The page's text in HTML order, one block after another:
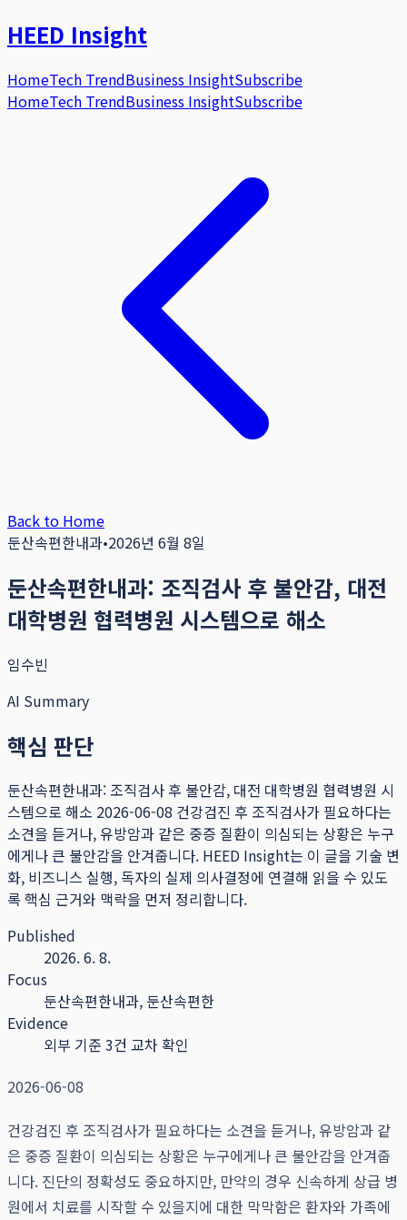
HEED Insight
HomeTech TrendBusiness InsightSubscribe
HomeTech TrendBusiness InsightSubscribe
Back to Home
둔산속편한내과•2026년 6월 8일
둔산속편한내과: 조직검사 후 불안감, 대전
대학병원 협력병원 시스템으로 해소
임수빈
AI Summary
핵심 판단
둔산속편한내과: 조직검사 후 불안감, 대전 대학병원 협력병원 시
스템으로 해소 2026-06-08 건강검진 후 조직검사가 필요하다는
소견을 듣거나, 유방암과 같은 중증 질환이 의심되는 상황은 누구
에게나 큰 불안감을 안겨줍니다. HEED Insight는 이 글을 기술 변
화, 비즈니스 실행, 독자의 실제 의사결정에 연결해 읽을 수 있도
록 핵심 근거와 맥락을 먼저 정리합니다.
Published
2026. 6. 8.
Focus
둔산속편한내과, 둔산속편한
Evidence
외부 기준 3건 교차 확인
2026-06-08
건강검진 후 조직검사가 필요하다는 소견을 듣거나, 유방암과 같
은 중증 질환이 의심되는 상황은 누구에게나 큰 불안감을 안겨줍
니다. 진단의 정확성도 중요하지만, 만약의 경우 신속하게 상급 병
원에서 치료를 시작할 수 있을지에 대한 막막함은 환자와 가족에